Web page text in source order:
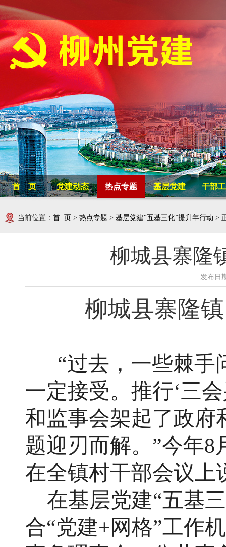
首 页 党建动态 热点专题 基层党建 干部
当前位置： 首 页 > 热点专题 > 基层党建“五基三化”提升年行动 >
柳城县寨隆
发布日
柳城县寨隆
“过去，一些棘手
一定接受。推行‘三
和监事会架起了政府
题迎刃而解。”今年
在全镇村干部会议上
在基层党建“五基
合“党建+网格”工作